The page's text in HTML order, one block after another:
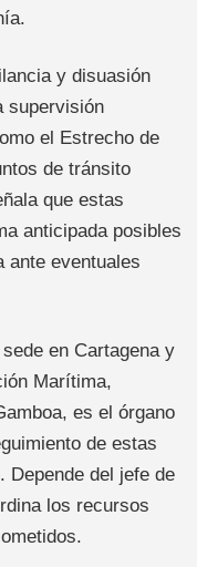
y disuasión
supervisión
el Estrecho de
de tránsito
que estas
anticipada posibles
ante eventuales
en Cartagena y
Marítima,
es el órgano
de estas
Depende del jefe de
los recursos